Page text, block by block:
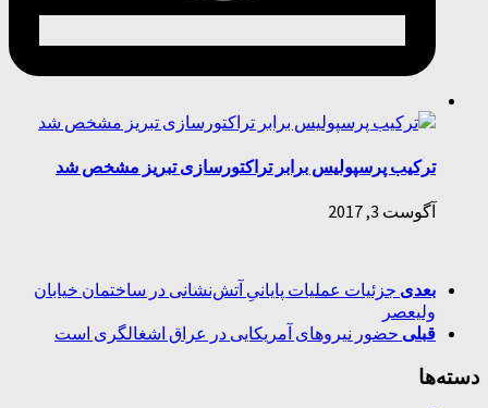
ترکیب پرسپولیس برابر تراکتورسازی تبریز مشخص شد
آگوست 3, 2017
بعدی جزئیات عملیات پایانیِ آتش‌نشانی در ساختمان خیابان
ولیعصر
قبلی حضور نیروهای آمریکایی در عراق اشغالگری است
دسته‌ها